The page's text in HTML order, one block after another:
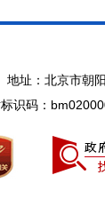
址：北京市朝
标识码：